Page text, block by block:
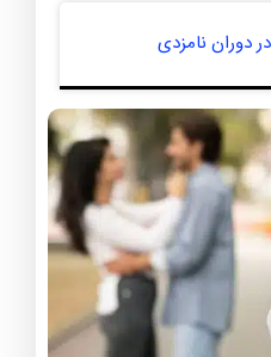
دوران نامزدی